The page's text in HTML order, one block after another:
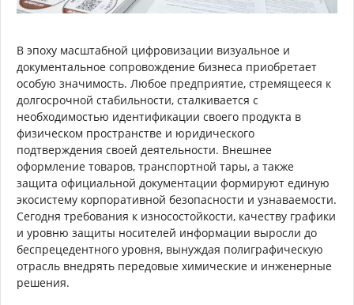
В эпоху масштабной цифровизации визуальное и
документальное сопровождение бизнеса приобретает
особую значимость. Любое предприятие, стремящееся к
долгосрочной стабильности, сталкивается с
необходимостью идентификации своего продукта в
физическом пространстве и юридического
подтверждения своей деятельности. Внешнее
оформление товаров, транспортной тары, а также
защита официальной документации формируют единую
экосистему корпоративной безопасности и узнаваемости.
Сегодня требования к износостойкости, качеству графики
и уровню защиты носителей информации выросли до
беспрецедентного уровня, вынуждая полиграфическую
отрасль внедрять передовые химические и инженерные
решения.